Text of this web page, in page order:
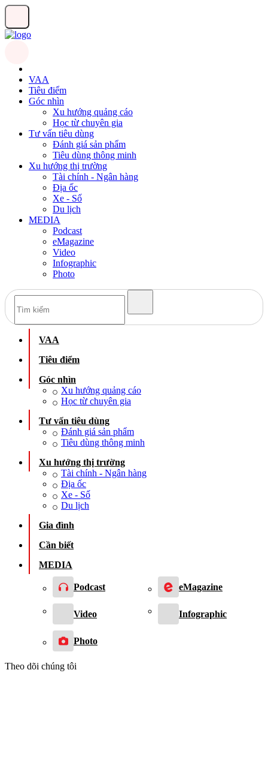
VAA
Tiêu điểm
Góc nhìn
Xu hướng quảng cáo
Học từ chuyên gia
Tư vấn tiêu dùng
Đánh giá sản phẩm
Tiêu dùng thông minh
Xu hướng thị trường
Tài chính - Ngân hàng
Địa ốc
Xe - Số
Du lịch
MEDIA
Podcast
eMagazine
Video
Infographic
Photo
VAA
Tiêu điểm
Góc nhìn
Xu hướng quảng cáo
Học từ chuyên gia
Tư vấn tiêu dùng
Đánh giá sản phẩm
Tiêu dùng thông minh
Xu hướng thị trường
Tài chính - Ngân hàng
Địa ốc
Xe - Số
Du lịch
Gia đình
Cần biết
MEDIA
Podcast eMagazine
Video Infographic
Photo
Theo dõi chúng tôi